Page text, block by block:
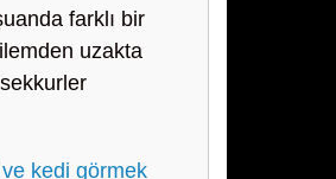
farklı bir
uzakta
kedi görmek